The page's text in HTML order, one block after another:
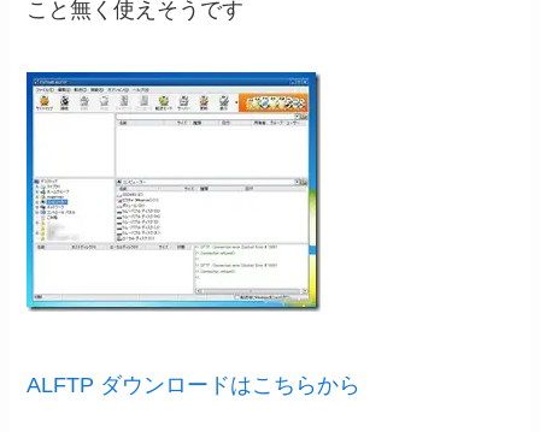
こと無く使えそうです
ALFTP ダウンロードはこちらから